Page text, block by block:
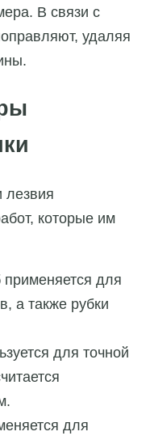
В связи с
удаляя
лезвия
которые им
для
а также рубки
для точной
для